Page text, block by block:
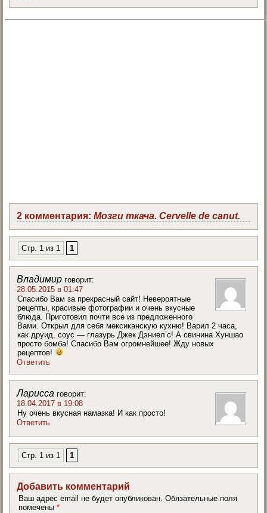
2 комментария:Мозги ткача. Cervelle de canut.
Стр. 1 из 1 1
Владимир говорит:
28.05.2015 в 01:47
Спасибо Вам за прекрасный сайт! Невероятные
рецепты, красивые фотографии и очень вкусные
блюда. Приготовил почти все из предложенного
Вами. Открыл для себя мексиканскую кухню! Варил 2 часа,
как друид, соус — глазурь Джек Дэниел’с! А свинина Хуншао
просто бомба! Спасибо Вам огромнейшее! Жду новых
рецептов!
Ответить
Ларисса говорит:
18.04.2017 в 19:08
Ну очень вкусная намазка! И как просто!
Ответить
Стр. 1 из 1 1
Добавить комментарий
Ваш адрес email не будет опубликован. Обязательные поля
помечены*